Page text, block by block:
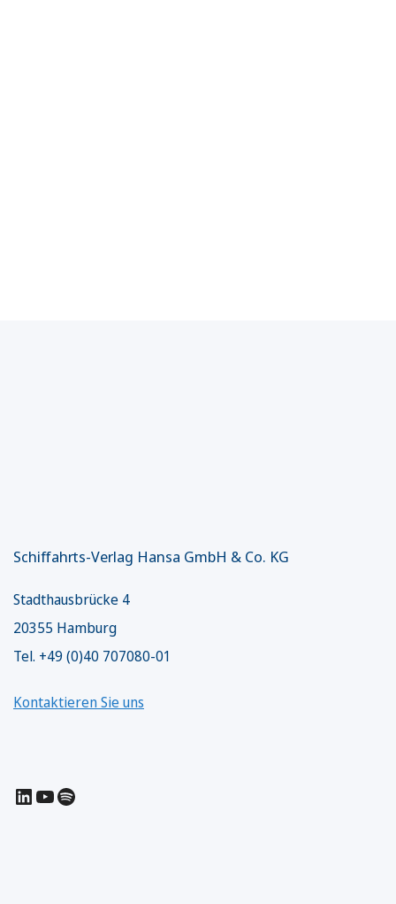
Schiffahrts-Verlag Hansa GmbH & Co. KG
Stadthausbrücke 4
20355 Hamburg
Tel. +49 (0)40 707080-01
Kontaktieren Sie uns
LinkedIn
YouTube
Spotify